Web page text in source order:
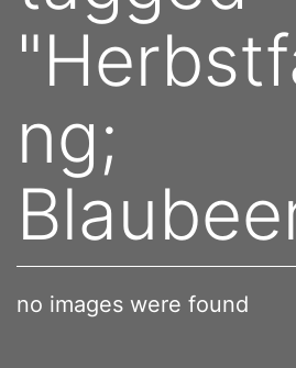
ng;
no images were found